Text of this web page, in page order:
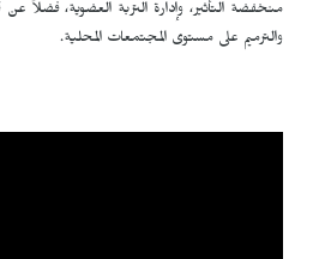
منخفضة التأثير، وإدارة التربة العضوية، فضلاً
والترميم على مستوى المجتمعات المحلية.